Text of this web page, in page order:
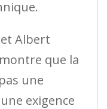
Albert
que la
une
exigence